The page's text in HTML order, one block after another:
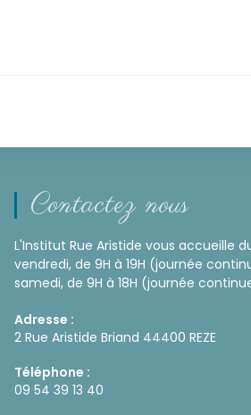
Contactez nous
L'Institut Rue Aristide vous accueille
vendredi, de 9H à 19H (journée
samedi, de 9H à 18H (journée
Adresse :
2 Rue Aristide Briand 44400 REZE
Téléphone :
09 54 39 13 40